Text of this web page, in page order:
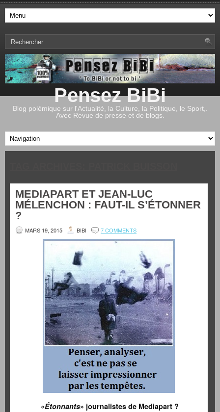
Pensez BiBi
Blog polémique sur l'Actualité, la Culture, la Politique, le Sport,.
Avec Revue de presse et de blogs.
MEDIAPART ET JEAN-LUC
MÉLENCHON : FAUT-IL S’ÉTONNER
?
MARS 19, 2015 BIBI 7 COMMENTS
«Étonnants» journalistes de Mediapart ?